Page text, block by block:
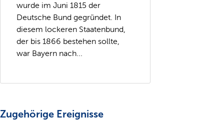
wurde im Juni 1815 der
Deutsche Bund gegründet. In
diesem lockeren Staatenbund,
der bis 1866 bestehen sollte,
war Bayern nach...
Zugehörige Ereignisse